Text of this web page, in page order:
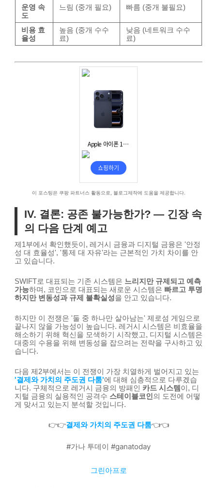
운영 속
도
느림 (중개 필요) 빠름 (중개 불필요)
비용 효
율성
높음 (중개 수수
료)
낮음 (네트워크 수수
료)
이 포스팅은 쿠팡 파트너스 활동으로, 블로그제작에 도움을 제공합니다.
IV. 결론: 공존 불가능한가? — 긴장 속
의 다음 단계 예고
제1부에서 확인했듯이, 레거시 금융과 디지털 금융은 '안정
성 대 효율성', '통제 대 자유'라는 근본적인 가치 차이를 안
고 있습니다.
SWIFT로 대표되는 기존 시스템은 느리지만 규제되고 예측
가능하며, 코인으로 대표되는 새로운 시스템은 빠르고 투명
하지만 변동성과 규제 불확실성을 안고 있습니다.
하지만 이 전쟁은 '둘 중 하나만 살아남는' 제로섬 게임으로
끝나지 않을 가능성이 높습니다. 레거시 시스템은 비효율을
해소하기 위해 혁신을 모색하기 시작했고, 디지털 시스템은
대중의 수용을 위해 변동성을 잡으려는 전략을 구사하고 있
습니다.
다음 제2부에서는 이 전쟁이 가장 치열하게 벌어지고 있는
'결제와 가치의 주도권 다툼'에 대해 심층적으로 다루겠습
니다. 구체적으로 레거시 금융의 방패인 카드 시스템 이, 디
지털 금융의 실용적인 공격수 스테이블코인 의 도전에 어떻
게 맞서고 있는지 분석할 것입니다.
👉👉결제와 가치의 주도권 다툼👈👈
#가나 투데이 #ganatoday
그린아프로